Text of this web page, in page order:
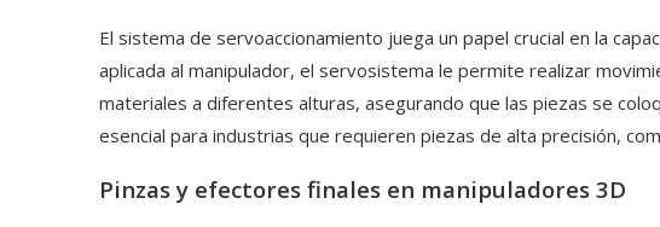
El sistema de servoaccionamiento juega un papel crucial en la
aplicada al manipulador, el servosistema le permite realizar
materiales a diferentes alturas, asegurando que las piezas se
esencial para industrias que requieren piezas de alta precisión,
Pinzas y efectores finales en manipuladores 3D